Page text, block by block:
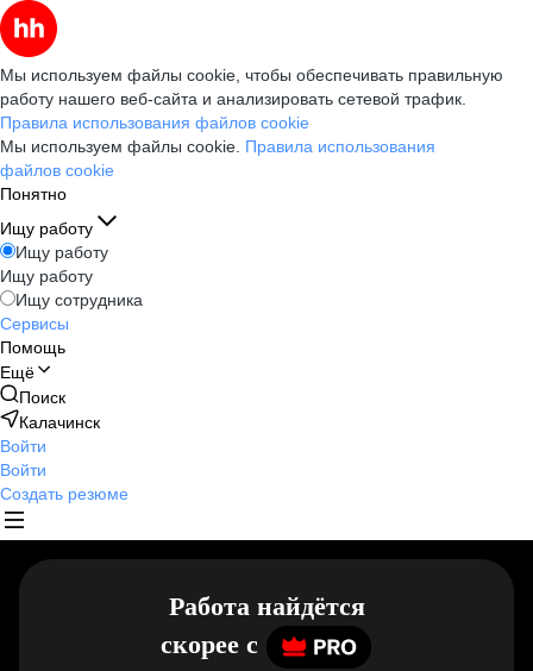
Мы используем файлы cookie, чтобы обеспечивать правильную
работу нашего веб-сайта и анализировать сетевой трафик.
Правила использования файлов cookie
Мы используем файлы cookie. Правила использования
файлов cookie
Понятно
Ищу работу
Ищу работу
Ищу работу
Ищу сотрудника
Сервисы
Помощь
Ещё
Поиск
Калачинск
Войти
Войти
Создать резюме
Работа найдётся
скорее c